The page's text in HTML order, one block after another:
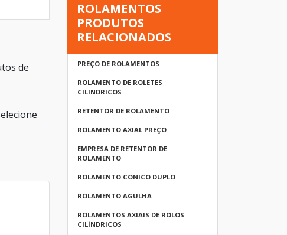
de
ROLAMENTOS
PRODUTOS
RELACIONADOS
PREÇO DE ROLAMENTOS
ROLAMENTO DE ROLETES
CILINDRICOS
RETENTOR DE ROLAMENTO
ROLAMENTO AXIAL PREÇO
EMPRESA DE RETENTOR DE
ROLAMENTO
ROLAMENTO CONICO DUPLO
ROLAMENTO AGULHA
ROLAMENTOS AXIAIS DE ROLOS
CILÍNDRICOS